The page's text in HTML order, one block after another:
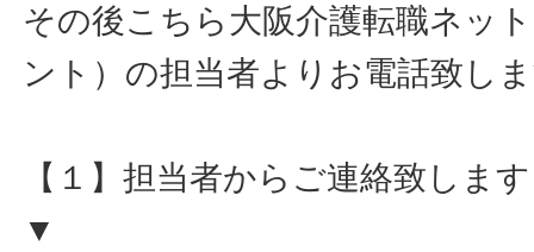
その後こちら大阪介護転職ネッ
ント）の担当者よりお電話致し
【１】担当者からご連絡致します
▼